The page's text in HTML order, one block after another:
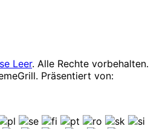
Leer. Alle Rechte vorbehalten.
Präsentiert von: